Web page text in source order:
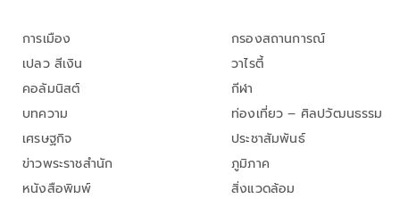
การเมือง
เปลว สีเงิน
คอลัมนิสต์
บทความ
เศรษฐกิจ
ข่าวพระราชสำนัก
หนังสือพิมพ์
กรองสถานการณ์
วาไรตี้
กีฬา
ท่องเที่ยว – ศิลปวัฒนธรรม
ประชาสัมพันธ์
ภูมิภาค
สิ่งแวดล้อม